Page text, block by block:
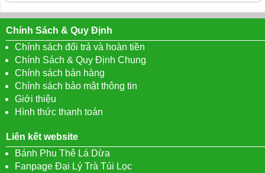
Chính Sách & Quy Định
Chính sách đổi trả và hoàn tiền
Chính Sách & Quy Định Chung
Chính sách bán hàng
Chính sách bảo mật thông tin
Giới thiệu
Hình thức thanh toán
Liên kết website
Bánh Phu Thê Lá Dừa
Fanpage Đại Lý Trà Túi Lọc